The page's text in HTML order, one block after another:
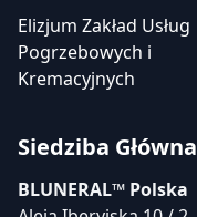
Elizjum Zakład Usług
Pogrzebowych i
Kremacyjnych
Siedziba Główna
BLUNERAL™ Polska